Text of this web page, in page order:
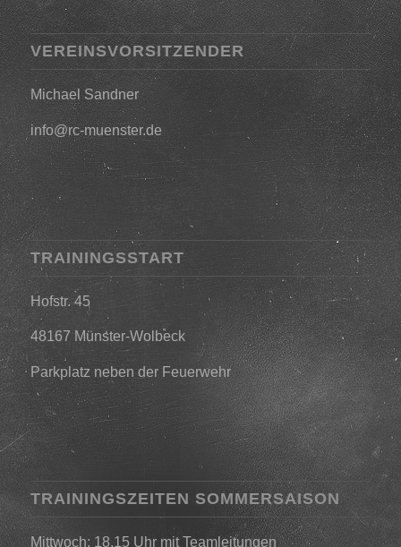
VEREINSVORSITZENDER
Michael Sandner
info@rc-muenster.de
TRAININGSSTART
Hofstr. 45
48167 Münster-Wolbeck
Parkplatz neben der Feuerwehr
TRAININGSZEITEN SOMMERSAISON
Mittwoch: 18.15 Uhr mit Teamleitungen